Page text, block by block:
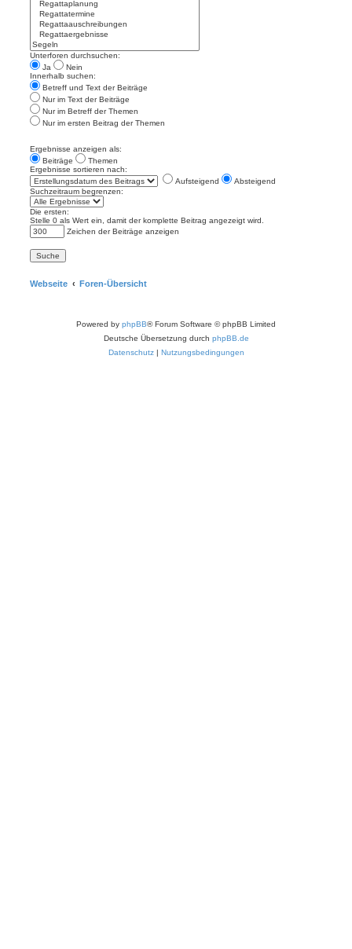
Unterforen durchsuchen:
Ja
Nein
Innerhalb suchen:
Betreff und Text der Beiträge
Nur im Text der Beiträge
Nur im Betreff der Themen
Nur im ersten Beitrag der Themen
Ergebnisse anzeigen als:
Beiträge
Themen
Ergebnisse sortieren nach:
Aufsteigend
Absteigend
Suchzeitraum begrenzen:
Die ersten:
Stelle 0 als Wert ein, damit der komplette Beitrag angezeigt wird.
Zeichen der Beiträge anzeigen
Webseite Foren-Übersicht
Powered by phpBB® Forum Software © phpBB Limited
Deutsche Übersetzung durch phpBB.de
Datenschutz| Nutzungsbedingungen